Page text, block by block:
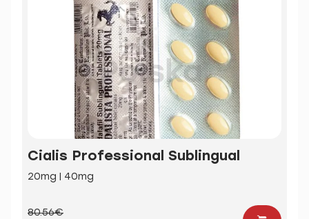
Cialis Professional Sublingual
20mg | 40mg
80.56€